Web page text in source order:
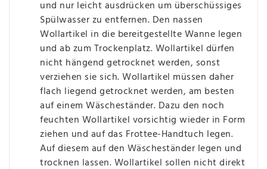
und nur leicht ausdrücken um überschüssiges
Spülwasser zu entfernen. Den nassen
Wollartikel in die bereitgestellte Wanne legen
und ab zum Trockenplatz. Wollartikel dürfen
nicht hängend getrocknet werden, sonst
verziehen sie sich. Wollartikel müssen daher
flach liegend getrocknet werden, am besten
auf einem Wäscheständer. Dazu den noch
feuchten Wollartikel vorsichtig wieder in Form
ziehen und auf das Frottee-Handtuch legen.
Auf diesem auf den Wäscheständer legen und
trocknen lassen. Wollartikel sollen nicht direkt